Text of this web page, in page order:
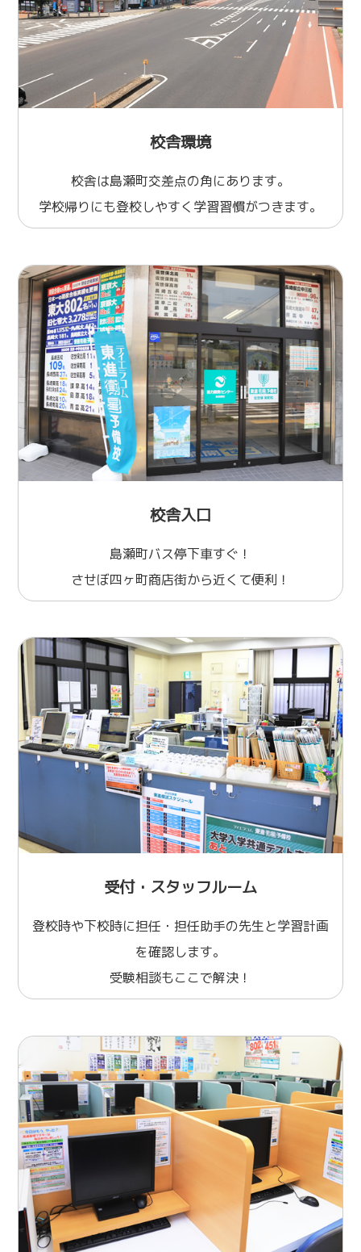
校舎環境
校舎は島瀬町交差点の角にあります。
学校帰りにも登校しやすく学習習慣がつきます。
校舎入口
島瀬町バス停下車すぐ！
させぼ四ヶ町商店街から近くて便利！
受付・スタッフルーム
登校時や下校時に担任・担任助手の先生と学習計画
を確認します。
受験相談もここで解決！